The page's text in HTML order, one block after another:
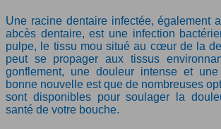
Une racine dentaire infectée, également appelée pulpite ou
abcès dentaire, est une infection
pulpe, le tissu mou situé au cœur de la
peut se propager aux tissus
gonflement, une douleur intense et
bonne nouvelle est que de nombreuses
sont disponibles pour soulager la
santé de votre bouche.